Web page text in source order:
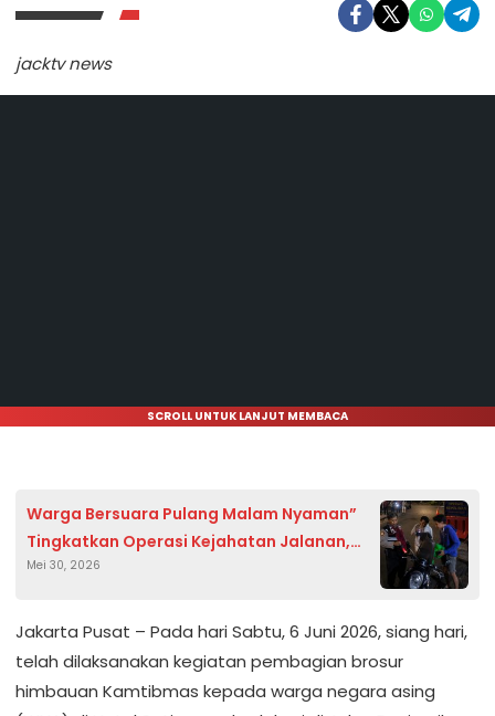
jacktv news
SCROLL UNTUK LANJUT MEMBACA
Warga Bersuara Pulang Malam Nyaman”
Tingkatkan Operasi Kejahatan Jalanan,
Polsek Sawah Besar Intensifkan Penjagaan
Mei 30, 2026
Jakarta Pusat – Pada hari Sabtu, 6 Juni 2026, siang hari,
telah dilaksanakan kegiatan pembagian brosur
himbauan Kamtibmas kepada warga negara asing